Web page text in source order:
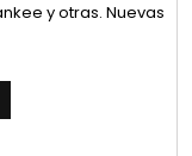
y otras. Nuevas